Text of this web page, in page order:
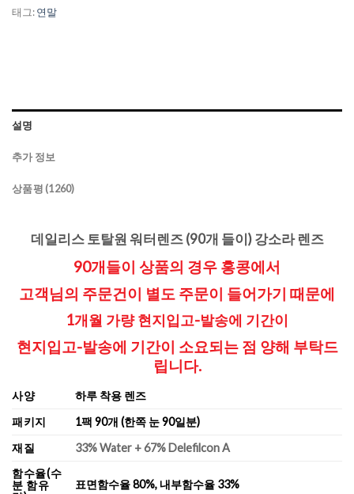
태그:연말
설명
추가 정보
상품평 (1260)
데일리스 토탈원 워터렌즈 (90개 들이) 강소라 렌즈
90개들이 상품의 경우 홍콩에서
고객님의 주문건이 별도 주문이 들어가기 때문에
1개월 가량 현지입고-발송에 기간이
현지입고-발송에 기간이 소요되는 점 양해 부탁드
립니다.
사양
하루 착용 렌즈
패키지
1팩 90개 (한쪽 눈 90일분)
재질
33% Water + 67% Delefilcon A
함수율(수
분 함유
표면함수율 80%, 내부함수율 33%